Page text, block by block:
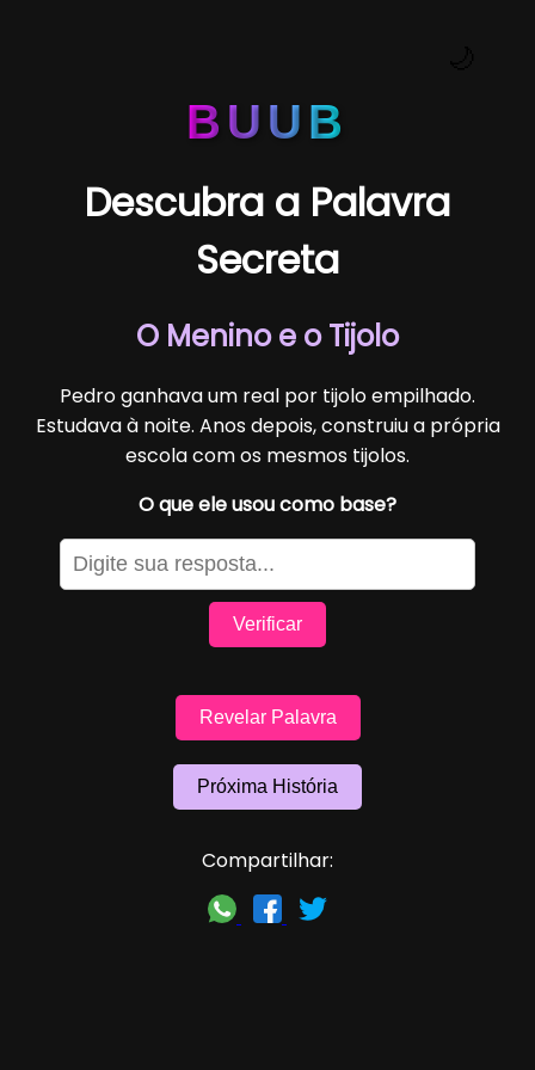
BUUB
Descubra a Palavra
Secreta
O Menino e o Tijolo
Pedro ganhava um real por tijolo empilhado.
Estudava à noite. Anos depois, construiu a própria
escola com os mesmos tijolos.
O que ele usou como base?
Verificar
Revelar Palavra
Próxima História
Compartilhar: